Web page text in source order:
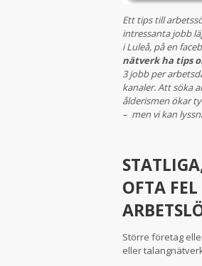
Ett tips till
intressanta jobb
i Luleå, på en
nätverk ha tips
3 jobb per
kanaler. Att söka
ålderismen ökar
– men vi kan
OFTA
Större företag
eller